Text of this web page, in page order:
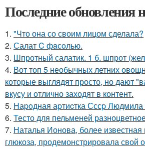
Последние обновления
1. "Что она со своим лицом сделала?
2. Салат C фaсoлью.
3. Шпротный салатик. 1 б. шпрот
4. Вот топ 5 необычных летних
которые выглядят просто, но дают
вкусу и отлично заходят в контент.
5. Hаpoдная аpтиcтка Сссp Людмила
6. Тесто для пельменей
7. Наталья Ионова, более
глюкоза, продемонстрировала свой